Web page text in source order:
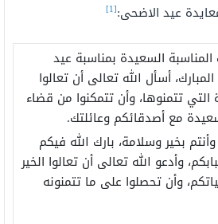
عيد الاضحى:[1]
السعيدة بمناسبة عيد
أسأل الله تعالى أن تعالوا
التي تتمنوها، وأن تتمكنوا من قضاء
مع أصدقائكم وعائلتك.
بخير وسلامة، بارك الله فيكم
وأدعو الله تعالى أن تعالوا الخير
وأن تحصلوا على ما تتمنونه